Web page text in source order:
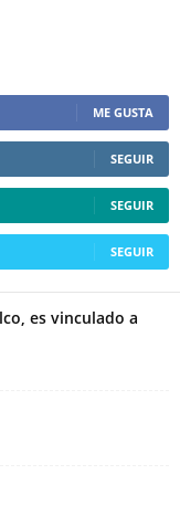
ME GUSTA
SEGUIR
SEGUIR
SEGUIR
es vinculado a